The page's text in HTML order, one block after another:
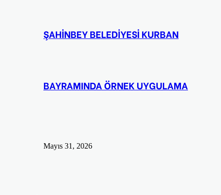
ŞAHİNBEY BELEDİYESİ KURBAN
BAYRAMINDA ÖRNEK UYGULAMA
Mayıs 31, 2026